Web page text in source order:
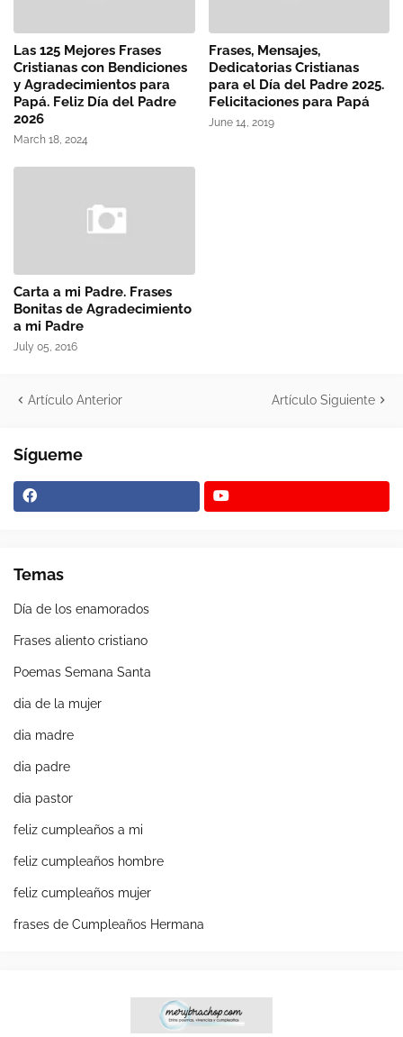
Las 125 Mejores Frases
Cristianas con Bendiciones
y Agradecimientos para
Papá. Feliz Día del Padre
2026
March 18, 2024
Frases, Mensajes,
Dedicatorias Cristianas
para el Día del Padre 2025.
Felicitaciones para Papá
June 14, 2019
Carta a mi Padre. Frases
Bonitas de Agradecimiento
a mi Padre
July 05, 2016
Artículo Anterior Artículo Siguiente
Sígueme
Temas
Día de los enamorados
Frases aliento cristiano
Poemas Semana Santa
dia de la mujer
dia madre
dia padre
dia pastor
feliz cumpleaños a mi
feliz cumpleaños hombre
feliz cumpleaños mujer
frases de Cumpleaños Hermana